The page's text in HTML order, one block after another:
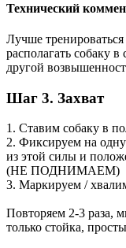
Технический
Лучше
располагать собаку
другой
Шаг 3. Захват
1. Ставим собаку в
2. Фиксируем на
из этой силы и
(НЕ ПОДНИМАЕМ)
3. Маркируем /
Повторяем 2-3 раза,
только стойка,